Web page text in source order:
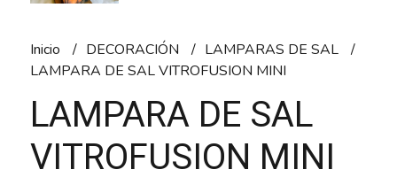
Inicio DECORACIÓN
LAMPARAS DE SAL
LAMPARA DE SAL VITROFUSION MINI
LAMPARA DE SAL
VITROFUSION MINI